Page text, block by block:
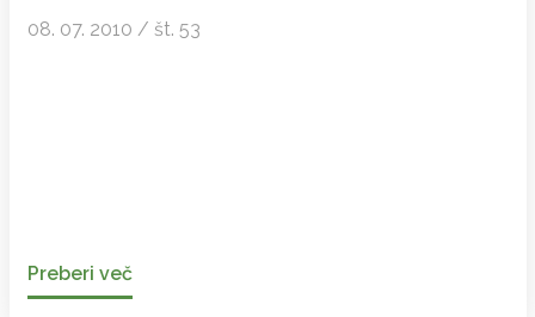
08. 07. 2010 / št. 53
Preberi več